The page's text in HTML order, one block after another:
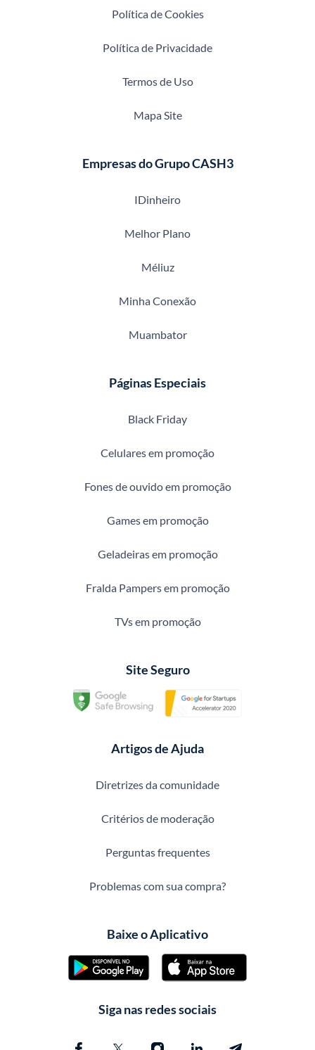
Política de Cookies
Política de Privacidade
Termos de Uso
Mapa Site
Empresas do Grupo CASH3
IDinheiro
Melhor Plano
Méliuz
Minha Conexão
Muambator
Páginas Especiais
Black Friday
Celulares em promoção
Fones de ouvido em promoção
Games em promoção
Geladeiras em promoção
Fralda Pampers em promoção
TVs em promoção
Site Seguro
Artigos de Ajuda
Diretrizes da comunidade
Critérios de moderação
Perguntas frequentes
Problemas com sua compra?
Baixe o Aplicativo
Siga nas redes sociais